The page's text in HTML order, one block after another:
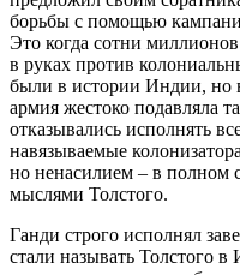
борьбы с помощью
Это когда сотни
в руках против
были в истории Индии, но
армия жестоко подавляла
отказывались исполнять
навязываемые
но ненасилием – в полном
мыслями Толстого.
Ганди строго исполнял
стали называть Толстого